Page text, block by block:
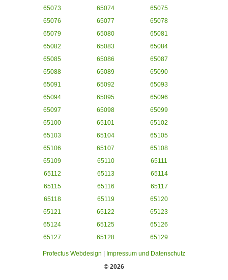
65073
65074
65075
65076
65077
65078
65079
65080
65081
65082
65083
65084
65085
65086
65087
65088
65089
65090
65091
65092
65093
65094
65095
65096
65097
65098
65099
65100
65101
65102
65103
65104
65105
65106
65107
65108
65109
65110
65111
65112
65113
65114
65115
65116
65117
65118
65119
65120
65121
65122
65123
65124
65125
65126
65127
65128 65129
Profectus Webdesign
Impressum und Datenschutz
© 2026